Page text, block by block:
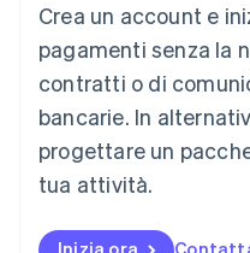
Crea un account e
pagamenti senza la
contratti o di
bancarie. In
progettare un
tua attività.
Lussemburgo
Deutsch English
Malaysia
English 简体中文
Malta
Messico
EspañolEnglish
English